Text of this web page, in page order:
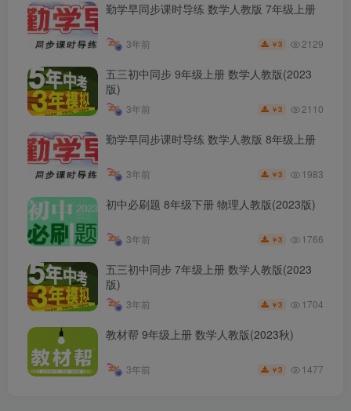
勤学早同步课时导练 数学人教版 7年级上册
3年前 ￥3 2129
五三初中同步 9年级上册 数学人教版(2023
版)
3年前 ￥3 2110
勤学早同步课时导练 数学人教版 8年级上册
3年前 ￥3 1983
初中必刷题 8年级下册 物理人教版(2023版)
3年前 ￥3 1766
五三初中同步 7年级上册 数学人教版(2023
版)
3年前 ￥3 1704
教材帮 9年级上册 数学人教版(2023秋)
3年前 ￥3 1477